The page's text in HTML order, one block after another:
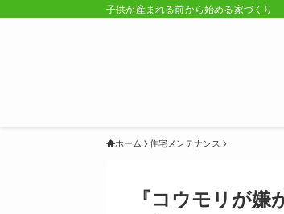
子供が産まれる前から始める家づくり
ホーム 住宅メンテナンス
『コウモリが